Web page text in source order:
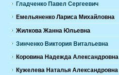
Гладченко Павел Сергеевич
Емельяненко Лариса Михайловна
Жилкова Жанна Юльевна
Зинченко Виктория Витальевна
Коровина Надежда Александровна
Кужелева Наталья Александровна